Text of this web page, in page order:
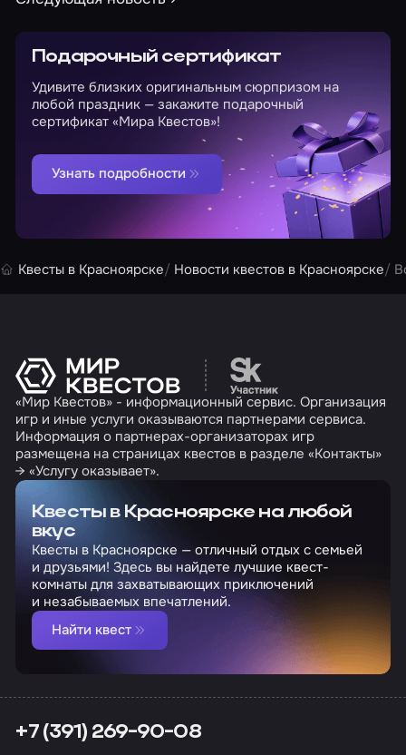
Подарочный сертификат
Удивите близких оригинальным сюрпризом на
любой праздник — закажите подарочный
сертификат «Мира Квестов»!
Узнать подробности
Квесты в Красноярске Новости квестов в Красноярске
Перейти на сайт
«Мир Квестов» - информационный сервис. Организация
игр и иные услуги оказываются партнерами сервиса.
Информация о партнерах-организаторах игр
размещена на страницах квестов в разделе «Контакты»
→ «Услугу оказывает».
Квесты в Красноярске на любой
вкус
Квесты в Красноярске — отличный отдых с семьей
и друзьями! Здесь вы найдете лучшие квест-
комнаты для захватывающих приключений
и незабываемых впечатлений.
Найти квест
+7 (391) 269-90-08